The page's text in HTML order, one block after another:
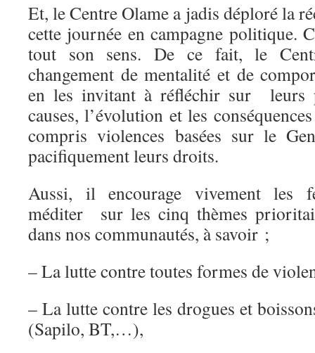
Et, le Centre Olame a jadis déploré la
cette journée en campagne politique.
tout son sens. De ce fait, le
changement de mentalité et de
en les invitant à réfléchir sur leurs
causes, l’évolution et les
compris violences basées sur le
pacifiquement leurs droits.
Aussi, il encourage vivement les
méditer sur les cinq thèmes
dans nos communautés, à savoir ;
– La lutte contre toutes formes de
– La lutte contre les drogues et
(Sapilo, BT,…),